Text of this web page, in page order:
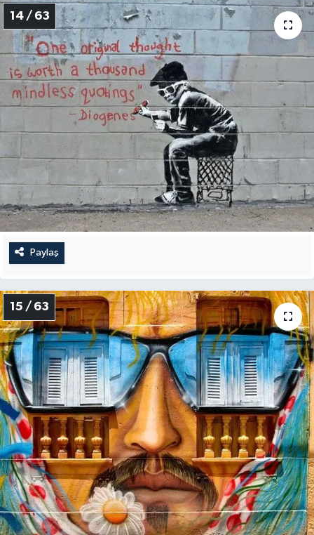
14 / 63
Paylaş
15 / 63